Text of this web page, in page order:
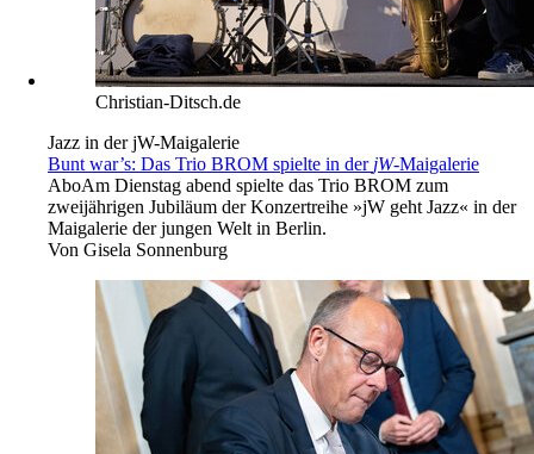
Christian-Ditsch.de
Jazz in der jW-Maigalerie
Bunt war’s: Das Trio BROM spielte in der jW-Maigalerie
AboAm Dienstag abend spielte das Trio BROM zum
zweijährigen Jubiläum der Konzertreihe »jW geht Jazz« in der
Maigalerie der jungen Welt in Berlin.
Von Gisela Sonnenburg